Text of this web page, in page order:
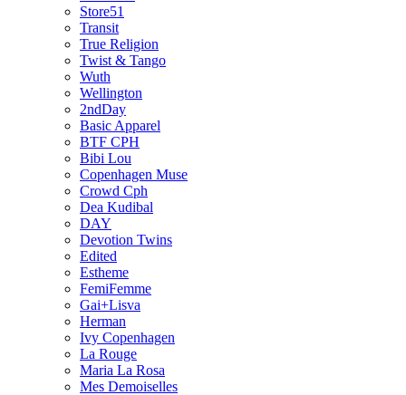
Store51
Transit
True Religion
Twist & Tango
Wuth
Wellington
2ndDay
Basic Apparel
BTF CPH
Bibi Lou
Copenhagen Muse
Crowd Cph
Dea Kudibal
DAY
Devotion Twins
Edited
Estheme
FemiFemme
Gai+Lisva
Herman
Ivy Copenhagen
La Rouge
Maria La Rosa
Mes Demoiselles